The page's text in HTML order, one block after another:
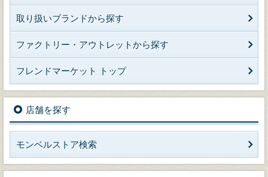
取り扱いブランドから探す
ファクトリー・アウトレットから探す
フレンドマーケット トップ
店舗を探す
モンベルストア検索